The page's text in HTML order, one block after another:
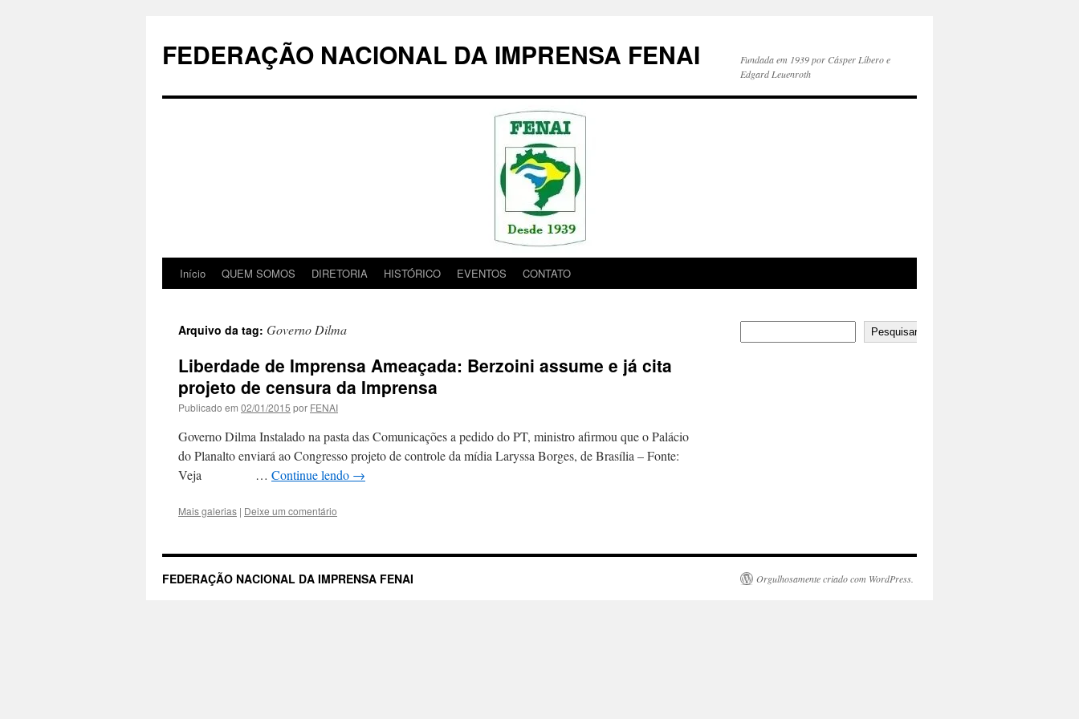
conteúdo
FEDERAÇÃO NACIONAL DA IMPRENSA FENAI
Fundada em 1939 por Cásper Líbero e
Edgard Leuenroth
Início QUEM SOMOS DIRETORIA HISTÓRICO EVENTOS CONTATO
Arquivo da tag: Governo Dilma
Liberdade de Imprensa Ameaçada: Berzoini assume e já cita
projeto de censura da Imprensa
Publicado em 02/01/2015 por FENAI
Governo Dilma Instalado na pasta das Comunicações a pedido do PT, ministro afirmou que o Palácio
do Planalto enviará ao Congresso projeto de controle da mídia Laryssa Borges, de Brasília – Fonte:
Veja … Continue lendo →
Mais galerias | Deixe um comentário
Pesquisar
FEDERAÇÃO NACIONAL DA IMPRENSA FENAI Orgulhosamente criado com WordPress.